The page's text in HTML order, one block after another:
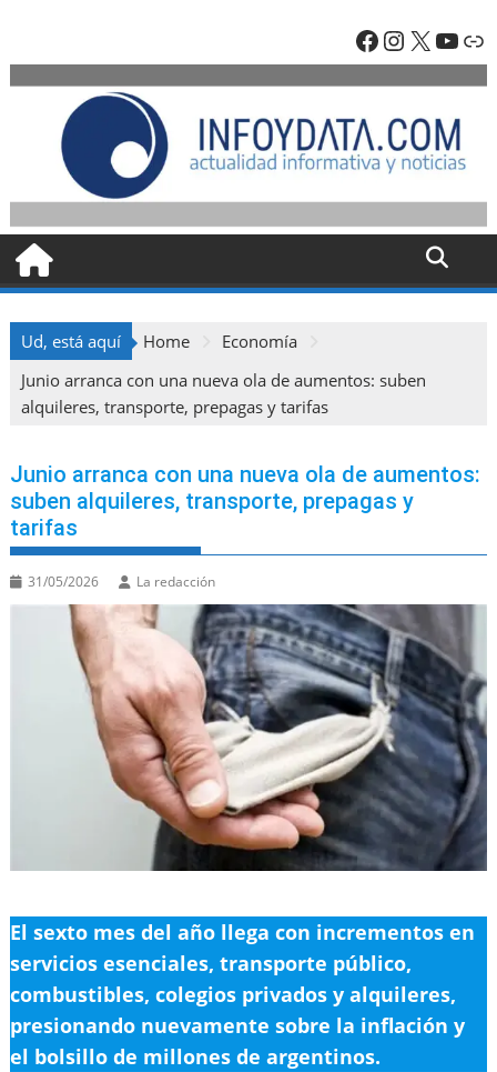
content
Facebook
X
Ud, está aquí Home
Economía
Junio arranca con una nueva ola de aumentos: suben
alquileres, transporte, prepagas y tarifas
Junio arranca con una nueva ola de aumentos:
suben alquileres, transporte, prepagas y
tarifas
31/05/2026 La redacción
El sexto mes del año llega con incrementos en
servicios esenciales, transporte público,
combustibles, colegios privados y alquileres,
presionando nuevamente sobre la inflación y
el bolsillo de millones de argentinos.